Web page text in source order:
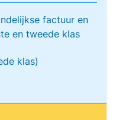
factuur en
en tweede klas
klas)